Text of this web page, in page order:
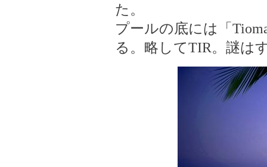
た。
プールの底には「
る。略してTIR。謎は